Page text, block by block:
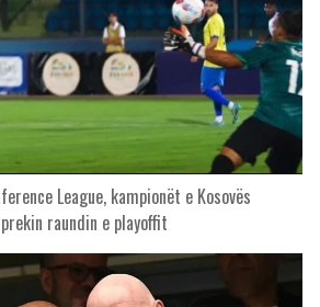
League, kampionët e Kosovës
raundin e playoffit